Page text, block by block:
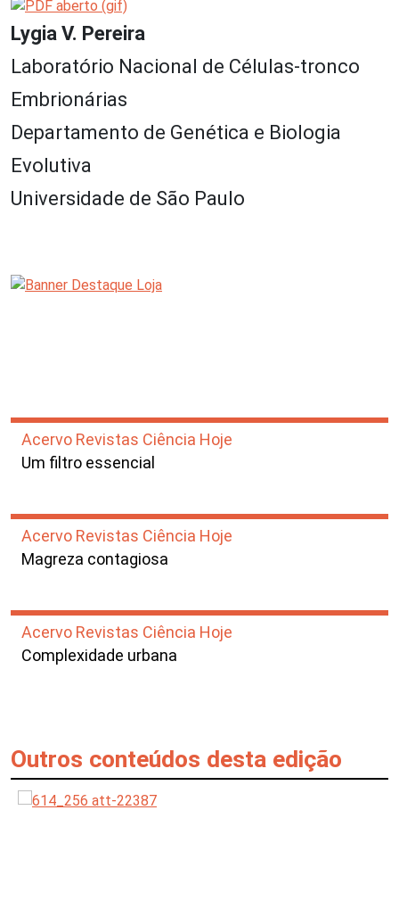
Lygia V. Pereira
Laboratório Nacional de Células-tronco
Embrionárias
Departamento de Genética e Biologia
Evolutiva
Universidade de São Paulo
Acervo Revistas Ciência Hoje
Um filtro essencial
Acervo Revistas Ciência Hoje
Magreza contagiosa
Acervo Revistas Ciência Hoje
Complexidade urbana
Outros conteúdos desta edição